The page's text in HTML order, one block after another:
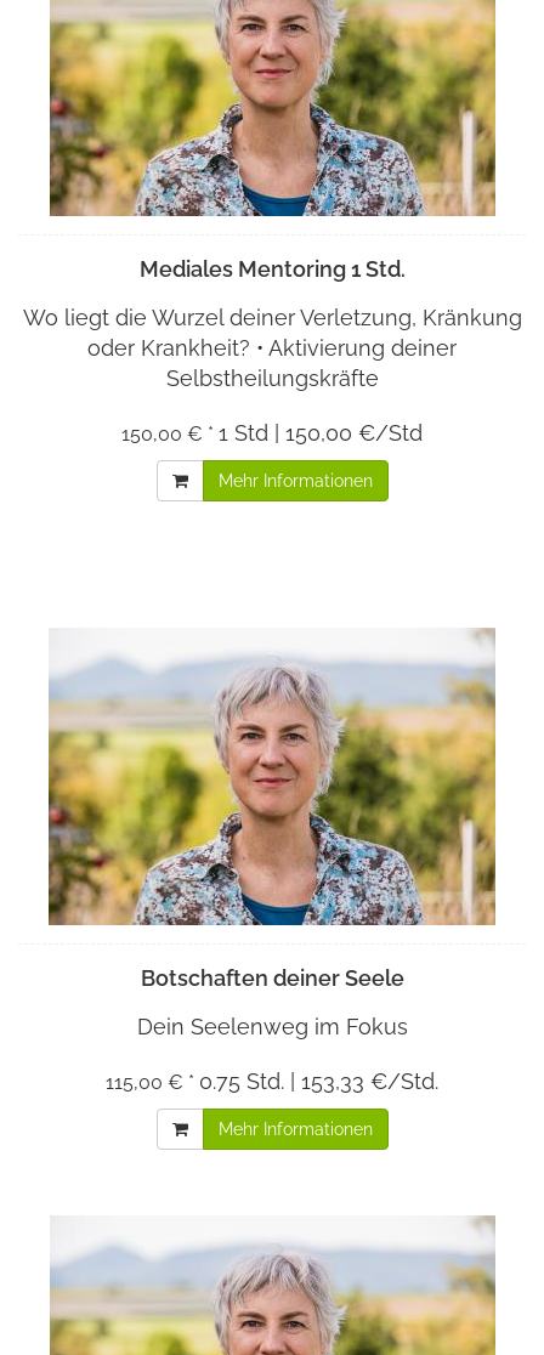
Mediales Mentoring 1 Std.
Wo liegt die Wurzel deiner Verletzung, Kränkung
oder Krankheit? • Aktivierung deiner
Selbstheilungskräfte
150,00 € * 1 Std | 150,00 €/Std
Mehr Informationen
Botschaften deiner Seele
Dein Seelenweg im Fokus
115,00 € * 0.75 Std. | 153,33 €/Std.
Mehr Informationen